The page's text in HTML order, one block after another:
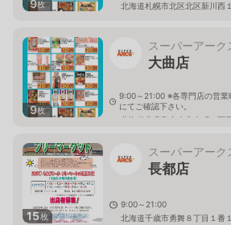
9枚
北海道札幌市北区北区新川西
9枚
スーパーアーク
大曲店
9:00～21:00 ※各専門店の営業
にてご確認下さい。
北海道北広島市大曲幸町６丁
15枚
スーパーアーク
長都店
9:00～21:00
北海道千歳市勇舞８丁目１番